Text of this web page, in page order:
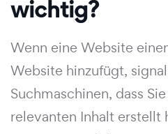
wichtig?
Wenn eine Website
Website hinzufügt,
Suchmaschinen, dass
relevanten Inhalt erstellt